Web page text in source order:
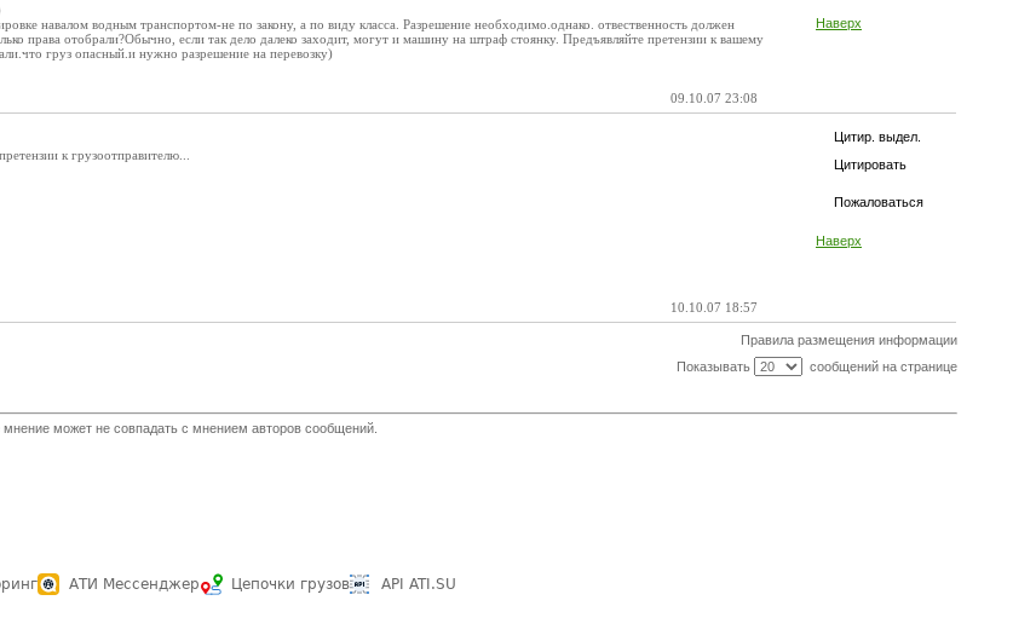
Наверх
навалом водным транспортом-не по закону, а по виду класса. Разрешение необходимо.однако. отвественность должен
права отобрали?Обычно, если так дело далеко заходит, могут и машину на штраф стоянку. Предъявляйте претензии к вашему
груз опасный.и нужно разрешение на перевозку)
09.10.07 23:08
Цитир. выдел.
Цитировать
Пожаловаться
Наверх
к грузоотправителю...
10.10.07 18:57
Правила размещения информации
Показывать
сообщений на странице
может не совпадать с мнением авторов сообщений.
АТИ Мессенджер Цепочки грузов API ATI.SU